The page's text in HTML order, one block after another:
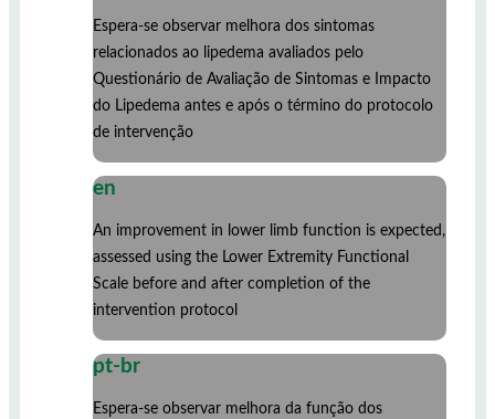
Espera-se observar melhora dos sintomas
relacionados ao lipedema avaliados pelo
Questionário de Avaliação de Sintomas e Impacto
do Lipedema antes e após o término do protocolo
de intervenção
en
An improvement in lower limb function is expected,
assessed using the Lower Extremity Functional
Scale before and after completion of the
intervention protocol
pt-br
Espera-se observar melhora da função dos